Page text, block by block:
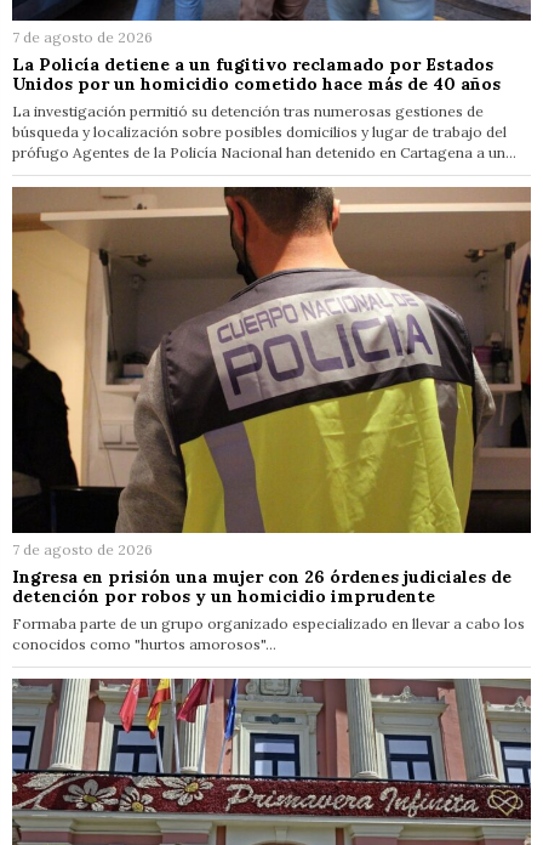
7 de agosto de 2026
La Policía detiene a un fugitivo reclamado por Estados
Unidos por un homicidio cometido hace más de 40 años
La investigación permitió su detención tras numerosas gestiones de
búsqueda y localización sobre posibles domicilios y lugar de trabajo del
prófugo Agentes de la Policía Nacional han detenido en Cartagena a un…
7 de agosto de 2026
Ingresa en prisión una mujer con 26 órdenes judiciales de
detención por robos y un homicidio imprudente
Formaba parte de un grupo organizado especializado en llevar a cabo los
conocidos como "hurtos amorosos"…